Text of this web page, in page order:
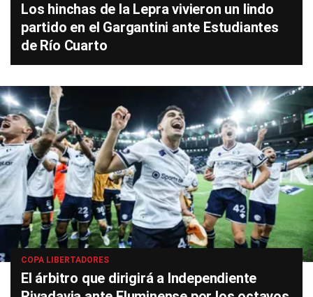
Los hinchas de la Lepra vivieron un lindo
partido en el Gargantini ante Estudiantes
de Río Cuarto
COPA LIBERTADORES
El árbitro que dirigirá a Independiente